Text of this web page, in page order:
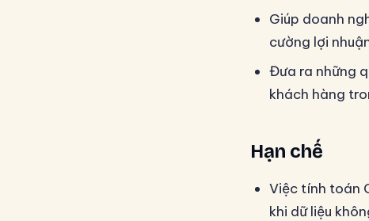
Giúp doanh
cường lợi
Đưa ra những
khách hàng
Hạn chế
Việc tính toán
khi dữ liệu